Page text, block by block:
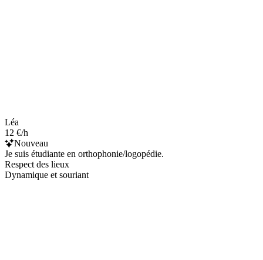
Léa
12 €/h
Nouveau
Je suis étudiante en orthophonie/logopédie.
Respect des lieux
Dynamique et souriant